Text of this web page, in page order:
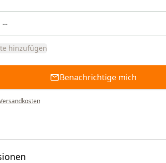
hinzufügen
Benachrichtige mich